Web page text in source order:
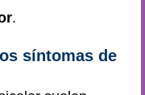
.
síntomas de